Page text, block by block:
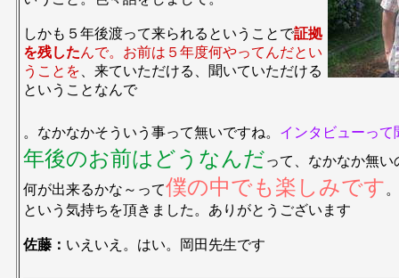
しかも５年後渡って来られるということで証拠
を残したんで。お前は５年度何やってんだとい
うことを 、来ていただける、聞いていただける
ということなんで
。なかなかそういう事って無いですね。 インタビューって
年後のお前はどうなんだって、なかなか無
何が出来るかな～って僕の中でも楽しみです
という気持ちを頂きました。ありがとうございます
佐藤： いえいえ。はい。岡田先生です